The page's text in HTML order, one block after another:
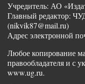
Учредитель: АО
Главный редактор:
(nikvik87@mail.ru)
Адрес электронной
Любое копирование
правообладателя и с
www.ug.ru.